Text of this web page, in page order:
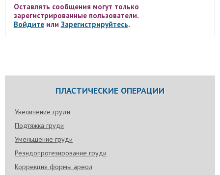
Оставлять сообщения могут только
зарегистрированные пользователи.
Войдитеили Зарегистрируйтесь.
ПЛАСТИЧЕСКИЕ ОПЕРАЦИИ
Увеличение груди
Подтяжка груди
Уменьшение груди
Реэндопротезирование груди
Коррекция формы ареол